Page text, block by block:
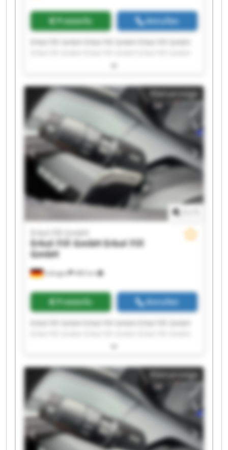
Preisinfo Anrufen
Erkol Fill GmbH Erkol Fill GmbH Erkol Fill GmbH
Erkol Fill GmbH Erkol Fill GmbH Erkol Fill GmbH
Erkol Fill GmbH Erkol Fill GmbH Erkol Fill GmbH
Erkol Fill GmbH Erkol Fill GmbH Erkol Fill GmbH
Erkol Fill GmbH Erkol Fill GmbH
Kleinanzeige
Solingen 489 km
Erkol Fill GmbH
Erkol Fill GmbHErkol Fill
GmbH
Preisinfo Anrufen
Erkol Fill GmbH Erkol Fill GmbH Erkol Fill GmbH
Erkol Fill GmbH Erkol Fill GmbH Erkol Fill GmbH
Erkol Fill GmbH Erkol Fill GmbH Erkol Fill GmbH
Erkol Fill GmbH Erkol Fill GmbH Erkol Fill GmbH
Erkol Fill GmbH Erkol Fill GmbH
Kleinanzeige